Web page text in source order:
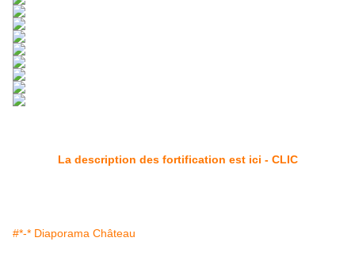
La description des fortification est ici - CLIC
#*-* Diaporama Château